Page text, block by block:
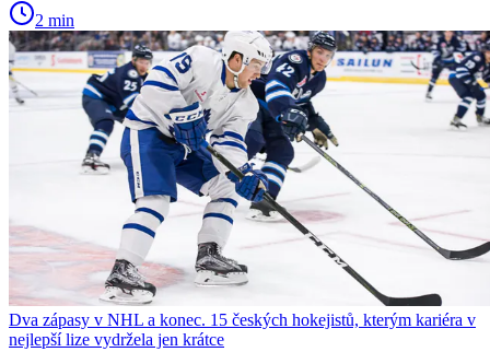
2 min
Dva zápasy v NHL a konec. 15 českých hokejistů, kterým kariéra v
nejlepší lize vydržela jen krátce